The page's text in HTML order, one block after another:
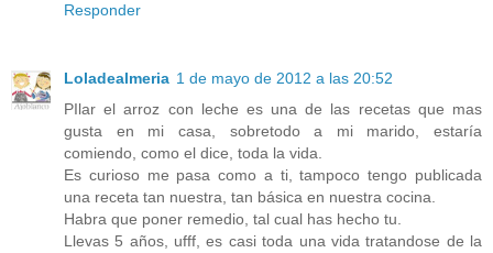
Responder
Loladealmeria 1 de mayo de 2012 a las 20:52
PIlar el arroz con leche es una de las recetas que mas
gusta en mi casa, sobretodo a mi marido, estaría
comiendo, como el dice, toda la vida.
Es curioso me pasa como a ti, tampoco tengo publicada
una receta tan nuestra, tan básica en nuestra cocina.
Habra que poner remedio, tal cual has hecho tu.
Llevas 5 años, ufff, es casi toda una vida tratandose de la